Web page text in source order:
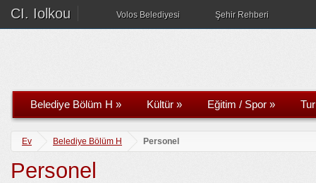
CI. Iolkou Volos Belediyesi Şehir Rehberi
Belediye Bölüm H » Kültür » Eğitim / Spor »
Ev Belediye Bölüm H Personel
Personel